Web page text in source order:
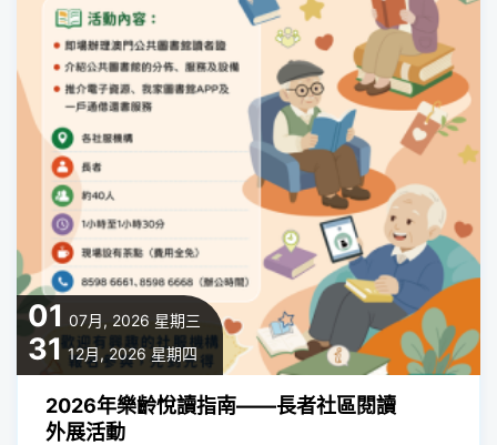
01 07月, 2026 星期三
31 12月, 2026 星期四
2026年樂齡悅讀指南——長者社區閱讀
外展活動